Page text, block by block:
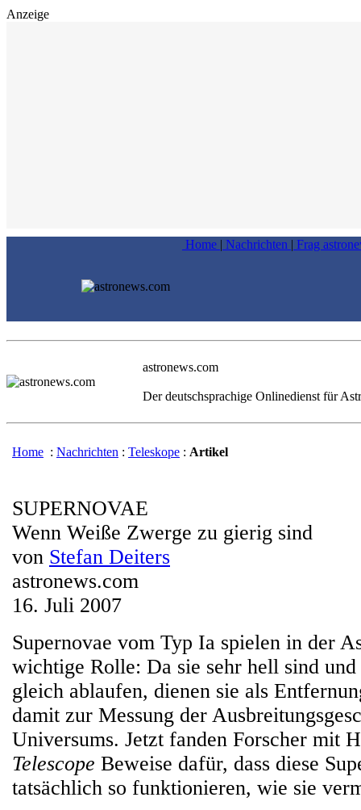
Anzeige
Home | Nachrichten | Frag
astronews.com
Der deutschsprachige Onlinedienst für
Home : Nachrichten : Teleskope : Artikel
SUPERNOVAE
Wenn Weiße Zwerge zu gierig sind
von Stefan Deiters
astronews.com
16. Juli 2007
Supernovae vom Typ Ia spielen in der
wichtige Rolle: Da sie sehr hell sind
gleich ablaufen, dienen sie als
damit zur Messung der
Universums. Jetzt fanden Forscher mit
Telescope Beweise dafür, dass diese
tatsächlich so funktionieren, wie sie